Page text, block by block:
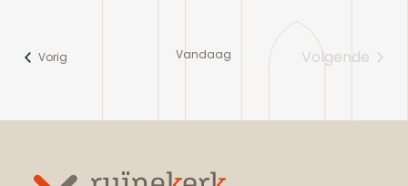
VorigEvenementen Vandaag
Volgende